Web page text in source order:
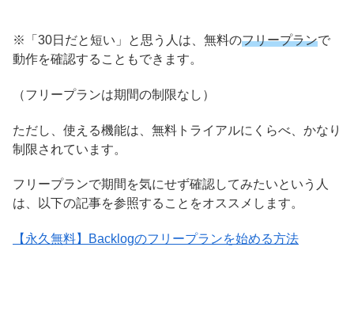
※「30日だと短い」と思う人は、無料のフリープランで
動作を確認することもできます。
（フリープランは期間の制限なし）
ただし、使える機能は、無料トライアルにくらべ、かなり
制限されています。
フリープランで期間を気にせず確認してみたいという人
は、以下の記事を参照することをオススメします。
【永久無料】Backlogのフリープランを始める方法